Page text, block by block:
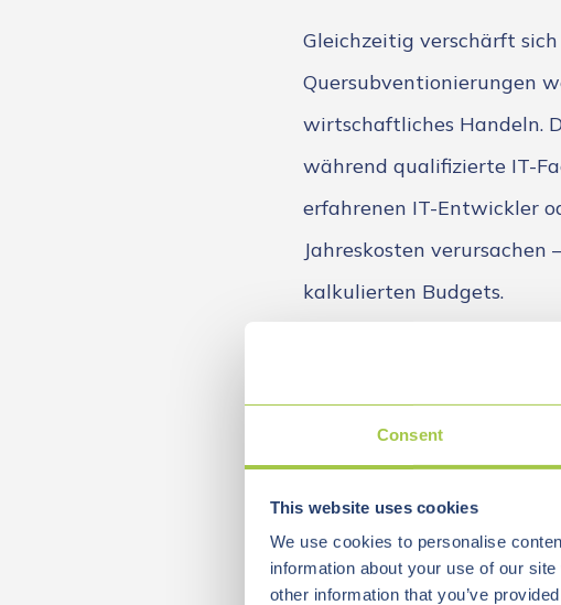
Consent
This website uses cookies
We use cookies to personalise
information about your use of our
other information that you’ve
Gleichzeitig verschärft
Quersubventionierungen
wirtschaftliches Handeln.
während qualifizierte IT-
erfahrenen IT-Entwickler
Jahreskosten
kalkulierten Budgets.
Die Konsequenz: Viele
deutscher IT-
Nearshoring als